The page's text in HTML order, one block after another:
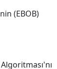
(EBOB)